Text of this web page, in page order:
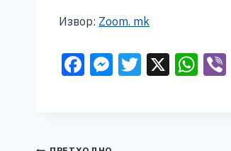
Извор: Zoom. mk
F M T X W